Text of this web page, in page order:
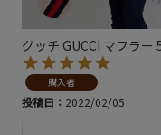
グッチ GUCCI マフラー
購入者
投稿日 2022/02/05